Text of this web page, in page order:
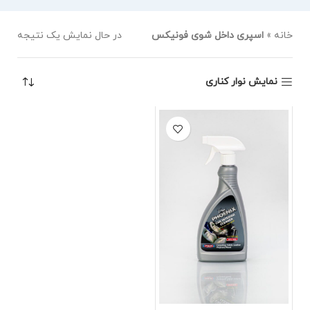
خانه » اسپری داخل شوی فونیکس در حال نمایش یک نتیجه
نمایش نوار کناری